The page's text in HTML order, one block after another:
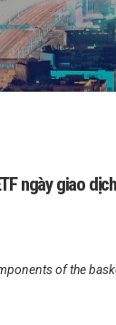
ngày giao
of the